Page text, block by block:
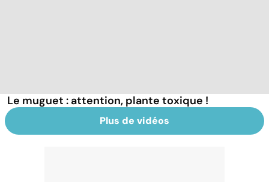
Le muguet : attention, plante toxique !
Plus de vidéos